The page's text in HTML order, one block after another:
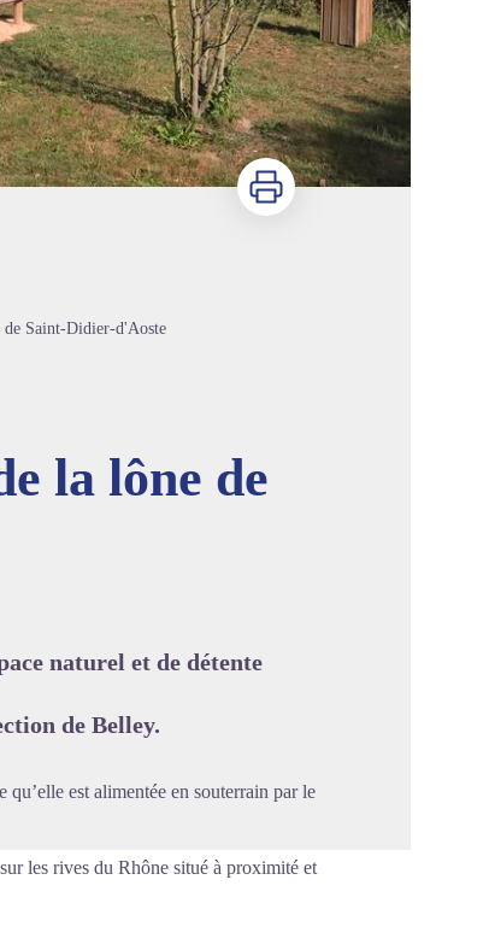
en plein écran
Imprimer
Saint-Didier-d'Aoste
la lône de
naturel et de détente
de Belley.
est alimentée en souterrain par le
les rives du Rhône situé à proximité et